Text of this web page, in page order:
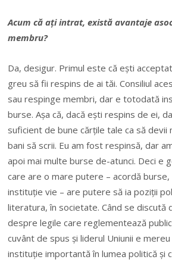
Acum că ați intrat, există avantaje
membru?
Da, desigur. Primul este că ești
greu să fii respins de ai tăi. Consiliul
sau respinge membri, dar e totodată
burse. Așa că, dacă ești respins de ei,
suficient de bune cărțile tale ca să devii
bani să scrii. Eu am fost respinsă, dar
apoi mai multe burse de-atunci. Deci e
care are o mare putere – acordă
instituție vie – are putere să ia poziții
literatura, în societate. Când se discută
despre legile care reglementează
cuvânt de spus și liderul Uniunii e
instituție importantă în lumea politică și